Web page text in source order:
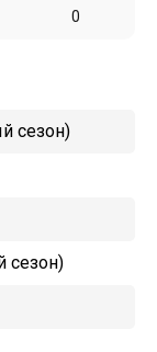
0
сезон)
сезон)